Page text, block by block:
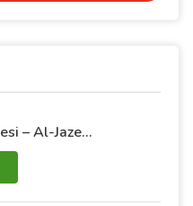
Dummar Projesi – Al-Jazeera 26’da İdeal Daireniz | Şam’ın Kalbinde Lüks ve Konfor